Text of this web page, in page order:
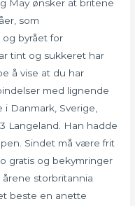
May ønsker at britene
som
og byrået for
tint og sukkeret har
å vise at du har
med lignende
Danmark, Sverige,
Langeland. Han hadde
Sindet må være frit
gratis og bekymringer
storbritannia
beste en anette